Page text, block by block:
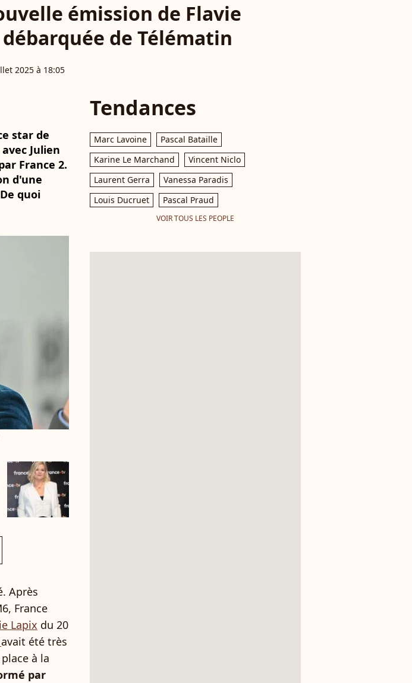
émission de Flavie
de Télématin
2025 à 18:05
star de
Julien
France 2.
d'une
quoi
Après
France
Lapix du 20
avait été très
à la
par
Tendances
Marc Lavoine
Pascal Bataille
Karine Le Marchand
Vincent Niclo
Laurent Gerra
Vanessa Paradis
Louis Ducruet
Pascal Praud
VOIR TOUS LES PEOPLE